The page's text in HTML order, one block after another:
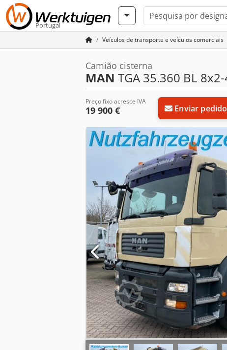
Portugal
Veículos de transporte e veículos comerciais
Camião cisterna
MAN TGA 35.360 BL
Preço fixo acresce IVA
19 900 € Enviar pedido